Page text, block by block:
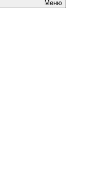
Меню